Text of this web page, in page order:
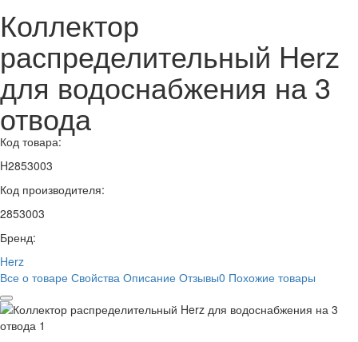
Коллектор
распределительный Herz
для водоснабжения на 3
отвода
Код товара:
H2853003
Код производителя:
2853003
Бренд:
Herz
Все о товаре Свойства Описание Отзывы0 Похожие товары